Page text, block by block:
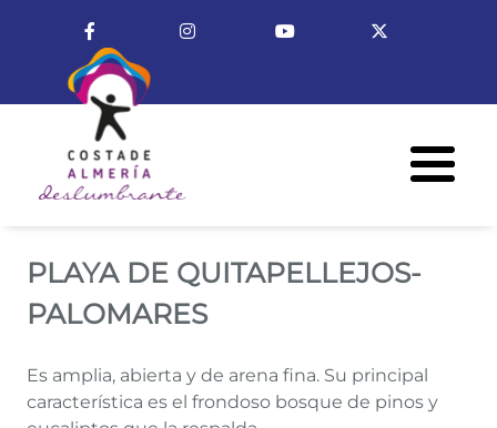
Enlace a FacebookEnlace a InstagramEnlace a Youtube
PLAYA DE QUITAPELLEJOS-
PALOMARES
Es amplia, abierta y de arena fina. Su principal
característica es el frondoso bosque de pinos y